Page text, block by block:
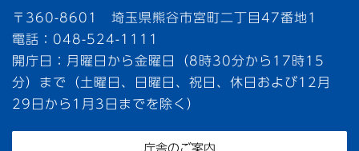
〒360-8601 埼玉県熊谷市宮町二丁目47番地1
電話：048-524-1111
開庁日：月曜日から金曜日（8時30分から17時15
分）まで（土曜日、日曜日、祝日、休日および12月
29日から1月3日までを除く）
庁舎のご案内